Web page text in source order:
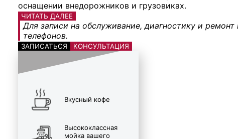
оснащении внедорожников и грузовиках.
ЧИТАТЬ ДАЛЕЕ
Для записи на обслуживание, диагностику и
телефонов.
ЗАПИСАТЬСЯ КОНСУЛЬТАЦИЯ
Вкусный кофе
Высококлассная
мойка вашего